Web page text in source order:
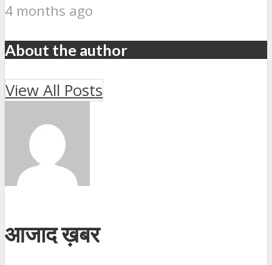
4 months ago
About the author
View All Posts
आजाद ख़बर